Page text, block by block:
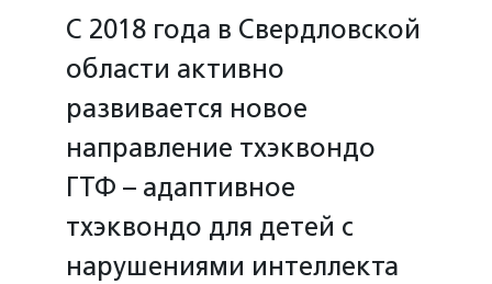
С 2018 года в Свердловской
области активно
развивается новое
направление тхэквондо
ГТФ – адаптивное
тхэквондо для детей с
нарушениями интеллекта